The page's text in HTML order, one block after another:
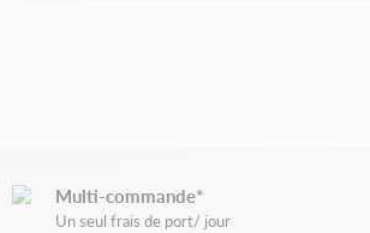
Multi-commande*
Un seul frais de port/ jour